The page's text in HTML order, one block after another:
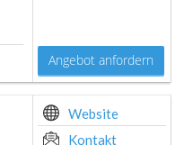
Angebot anfordern
Website
Kontakt